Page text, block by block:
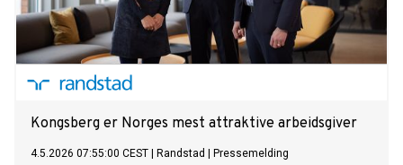
Kongsberg er Norges mest attraktive arbeidsgiver
4.5.2026 07:55:00 CEST Randstad Pressemelding